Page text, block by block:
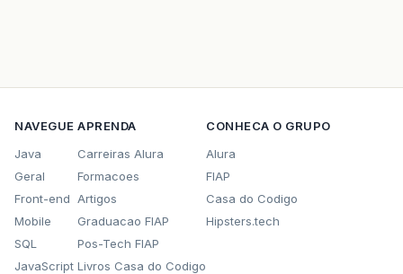
NAVEGUE
Java
Geral
Front-end
Mobile
SQL
JavaScript
APRENDA
Carreiras Alura
Formacoes
Artigos
Graduacao FIAP
Pos-Tech FIAP
Livros Casa do Codigo
CONHECA O GRUPO
Alura
FIAP
Casa do Codigo
Hipsters.tech